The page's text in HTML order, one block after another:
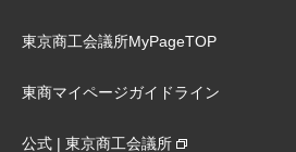
東京商工会議所MyPageTOP
東商マイページガイドライン
公式 | 東京商工会議所